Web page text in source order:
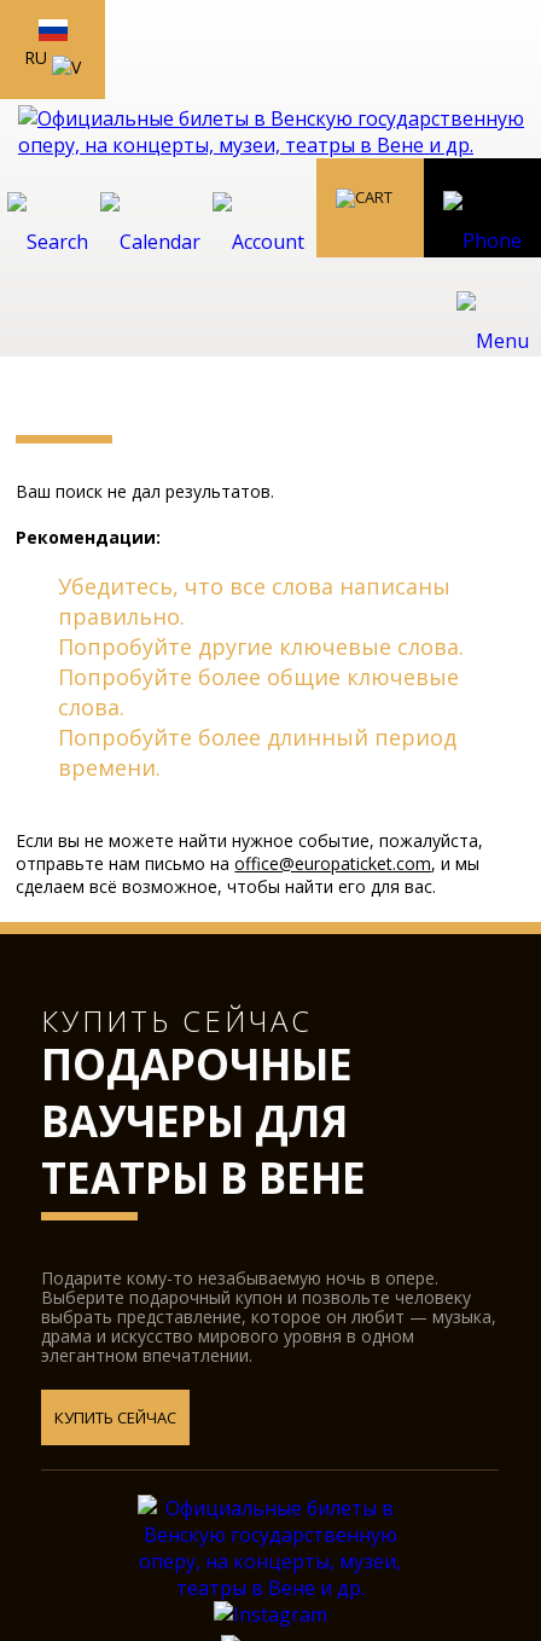
RU
Ваш поиск не дал результатов.
Рекомендации:
Убедитесь, что все слова написаны
правильно.
Попробуйте другие ключевые слова.
Попробуйте более общие ключевые
слова.
Попробуйте более длинный период
времени.
Если вы не можете найти нужное событие, пожалуйста,
отправьте нам письмо наoffice@europaticket.com, и мы
сделаем всё возможное, чтобы найти его для вас.
КУПИТЬ СЕЙЧАС
ПОДАРОЧНЫЕ
ВАУЧЕРЫ ДЛЯ
ТЕАТРЫ В ВЕНЕ
Подарите кому-то незабываемую ночь в опере.
Выберите подарочный купон и позвольте человеку
выбрать представление, которое он любит — музыка,
драма и искусство мирового уровня в одном
элегантном впечатлении.
КУПИТЬ СЕЙЧАС